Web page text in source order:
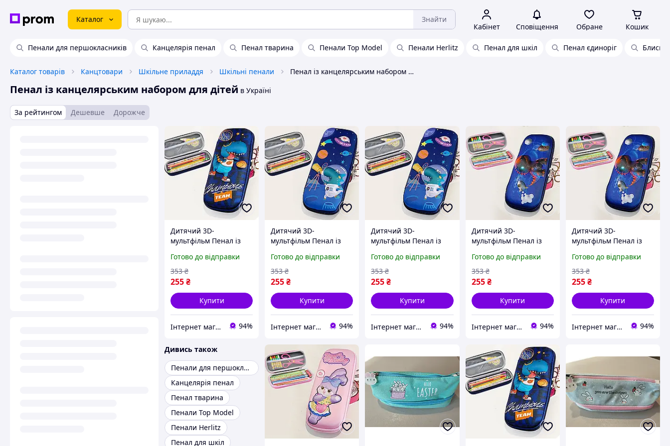
Каталог Знайти
Кабінет Сповіщення Обране Кошик
Пенали для першокласників Канцелярія пенал Пенал тварина Пенали Top Model Пенали Herlitz Пенал для шкіл Пенал єдиноріг
Каталог товарів Канцтовари Шкільне приладдя Шкільні пенали Пенал із канцелярським набором для дітей
Пенал із канцелярським набором для дітей в Україні
За рейтингом Дешевше Дорожче
Дитячий 3D-
мультфільм Пенал із
Міцний, ударостійкий
канцелярський набір
для початкової
Готово до відправки
255₴
353 ₴
Купити
Інтернет магазин KupiPartu 94%
Дитячий 3D-
мультфільм Пенал із
Міцний, ударостійкий
канцелярський набір
для початкової
Готово до відправки
255₴
353 ₴
Купити
Інтернет магазин KupiPartu 94%
Дитячий 3D-
мультфільм Пенал із
Міцний, ударостійкий
канцелярський набір
для початкової
Готово до відправки
255₴
353 ₴
Купити
Інтернет магазин Mobizoo 94%
Дитячий 3D-
мультфільм Пенал із
Міцний, ударостійкий
канцелярський набір
для початкової
Готово до відправки
255 ₴
353 ₴
Купити
Інтернет магазин KupiPartu 94%
Дитячий 3D-
мультфільм Пенал із
Міцний, ударостійкий
канцелярський набір
для початкової
Готово до відправки
255₴
353 ₴
Купити
Інтернет магазин Mobizoo 94%
Дивись також
Пенали для першокласників
Канцелярія пенал
Пенал тварина
Пенали Top Model
Пенали Herlitz
Пенал для шкіл